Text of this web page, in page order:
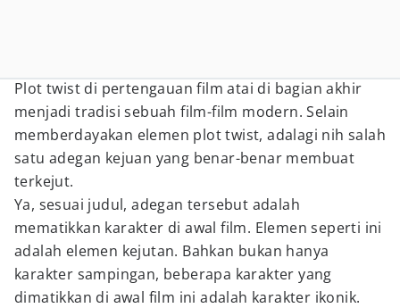
Plot twist di pertengauan film atai di bagian akhir
menjadi tradisi sebuah film-film modern. Selain
memberdayakan elemen plot twist, adalagi nih salah
satu adegan kejuan yang benar-benar membuat
terkejut.
Ya, sesuai judul, adegan tersebut adalah
mematikkan karakter di awal film. Elemen seperti ini
adalah elemen kejutan. Bahkan bukan hanya
karakter sampingan, beberapa karakter yang
dimatikkan di awal film ini adalah karakter ikonik.